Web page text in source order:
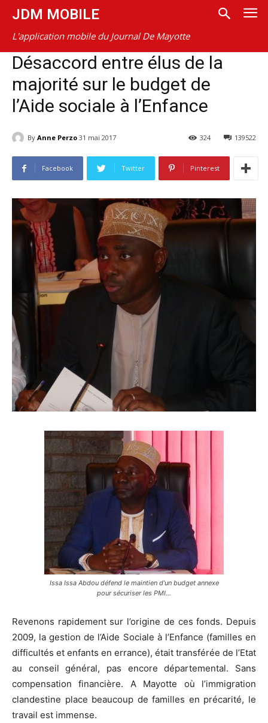
JDM MOBILE
L'application mobile du Journal De Mayotte
Désaccord entre élus de la
majorité sur le budget de
l’Aide sociale à l’Enfance
By Anne Perzo 31 mai 2017 139522
324
Facebook Twitter Pinterest
Issa Issa Abdou défend le maintien d’un budget annexe
pour sécuriser les PMI…
Revenons rapidement sur l’origine de ces fonds. Depuis
2009, la gestion de l’Aide Sociale à l’Enfance (familles en
difficultés et enfants en errance), était transférée de l’Etat
au conseil général, pas encore départemental. Sans
compensation financière. A Mayotte où l’immigration
clandestine place beaucoup de familles en précarité, le
travail est immense.